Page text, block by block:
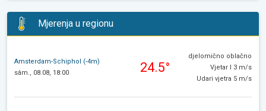
Mjerenja u regionu
Amsterdam-Schiphol (-4m)
sâm., 08.08, 18:00
24.5°
djelomično oblačno
Vjetar I 3 m/s
Udari vjetra 5 m/s